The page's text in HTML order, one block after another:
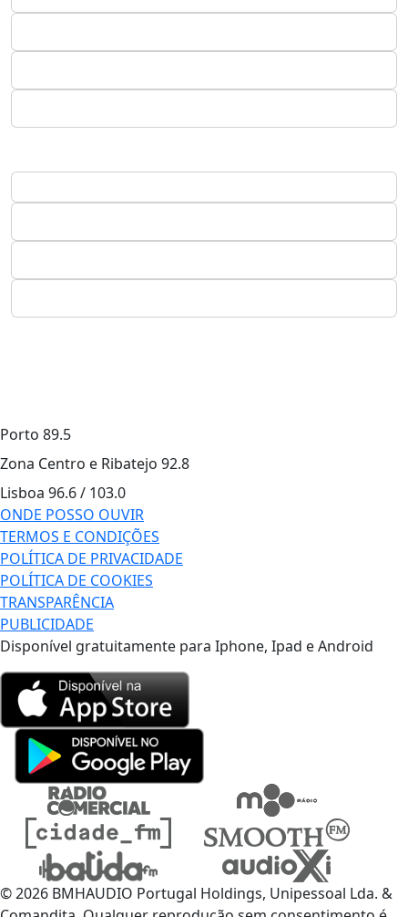
Porto 89.5
Zona Centro e Ribatejo 92.8
Lisboa 96.6 / 103.0
ONDE POSSO OUVIR
TERMOS E CONDIÇÕES
POLÍTICA DE PRIVACIDADE
POLÍTICA DE COOKIES
TRANSPARÊNCIA
PUBLICIDADE
Disponível gratuitamente para Iphone, Ipad e Android
© 2026 BMHAUDIO Portugal Holdings, Unipessoal Lda. &